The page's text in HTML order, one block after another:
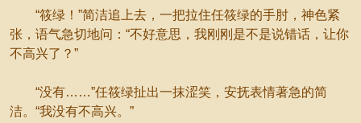
“筱绿！”简洁追上去，一把拉住任筱绿的手肘，神色紧
张，语气急切地问：“不好意思，我刚刚是不是说错话，让你
不高兴了？”
“没有……”任筱绿扯出一抹涩笑，安抚表情著急的简
洁。“我没有不高兴。”